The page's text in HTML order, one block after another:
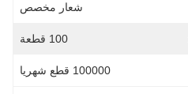
شعار مخصص
100 قطعة
100000 قطع شهريا